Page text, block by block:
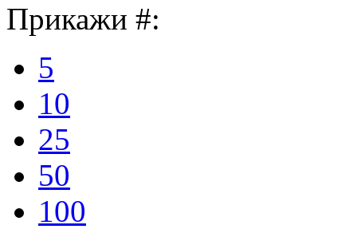
Прикажи #:
5
10
25
50
100